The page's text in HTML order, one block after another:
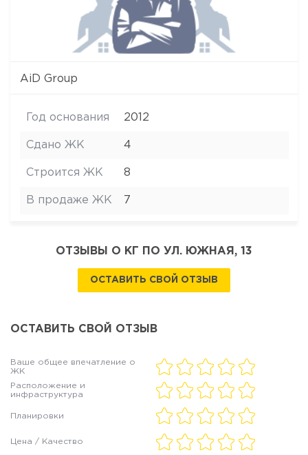
AiD Group
Год основания 2012
Сдано ЖК 4
Строится ЖК 8
В продаже ЖК 7
ОТЗЫВЫ О КГ ПО УЛ. ЮЖНАЯ, 13
ОСТАВИТЬ СВОЙ ОТЗЫВ
ОСТАВИТЬ СВОЙ ОТЗЫВ
Ваше общее впечатление о
ЖК
Расположение и
инфраструктура
Планировки
Цена / Качество